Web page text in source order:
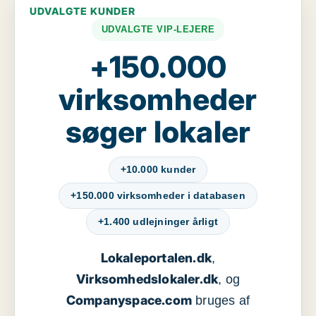
UDVALGTE KUNDER
UDVALGTE VIP-LEJERE
+150.000
virksomheder
søger lokaler
+10.000 kunder
+150.000 virksomheder i databasen
+1.400 udlejninger årligt
Lokaleportalen.dk,
Virksomhedslokaler.dk, og
Companyspace.com bruges af